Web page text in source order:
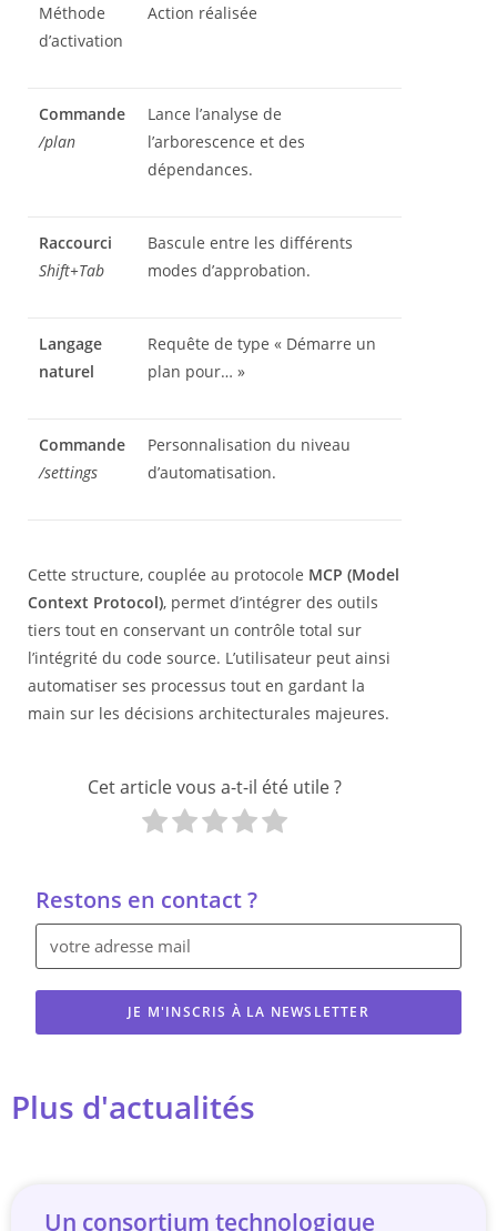
Méthode
d’activation
Action réalisée
Commande
/plan
Lance l’analyse de
l’arborescence et des
dépendances.
Raccourci
Shift+Tab
Bascule entre les différents
modes d’approbation.
Langage
naturel
Requête de type « Démarre un
plan pour… »
Commande
/settings
Personnalisation du niveau
d’automatisation.
Cette structure, couplée au protocole MCP (Model
Context Protocol), permet d’intégrer des outils
tiers tout en conservant un contrôle total sur
l’intégrité du code source. L’utilisateur peut ainsi
automatiser ses processus tout en gardant la
main sur les décisions architecturales majeures.
Cet article vous a-t-il été utile ?
Restons en contact ?
JE M'INSCRIS À LA NEWSLETTER
Plus d'actualités
Un consortium technologique